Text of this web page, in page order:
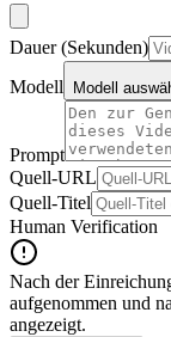
Dauer (Sekunden)
Modell
Modell
Prompt
Quell-URL
Quell-Titel
Human Verification
Nach der
aufgenommen und
angezeigt.